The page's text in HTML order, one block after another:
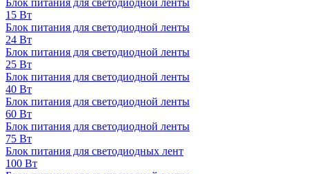
Блок питания для светодиодной ленты
15 Вт
Блок питания для светодиодной ленты
24 Вт
Блок питания для светодиодной ленты
25 Вт
Блок питания для светодиодной ленты
40 Вт
Блок питания для светодиодной ленты
60 Вт
Блок питания для светодиодной ленты
75 Вт
Блок питания для светодиодных лент
100 Вт